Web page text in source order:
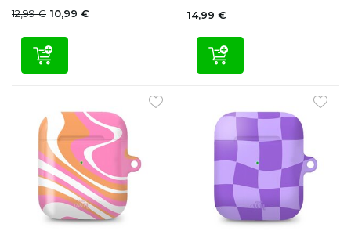
12,99 € 10,99 €
14,99 €